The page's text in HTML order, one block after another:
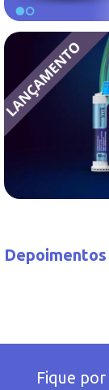
Depoimentos
Fique